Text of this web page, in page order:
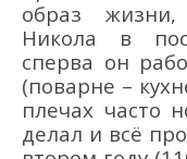
образ
Никола в
сперва он
(поварне –
плечах часто
делал и всё